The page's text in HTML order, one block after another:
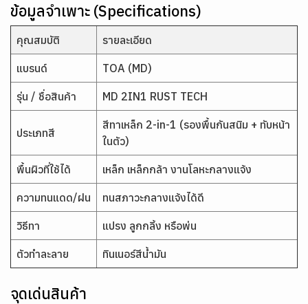
ข้อมูลจำเพาะ (Specifications)
คุณสมบัติ รายละเอียด
แบรนด์ TOA (MD)
รุ่น / ชื่อสินค้า MD 2IN1 RUST TECH
ประเภทสี
สีทาเหล็ก 2-in-1 (รองพื้นกันสนิม + ทับหน้า
ในตัว)
พื้นผิวที่ใช้ได้ เหล็ก เหล็กกล้า งานโลหะกลางแจ้ง
ความทนแดด/ฝน ทนสภาวะกลางแจ้งได้ดี
วิธีทา แปรง ลูกกลิ้ง หรือพ่น
ตัวทำละลาย ทินเนอร์สีน้ำมัน
จุดเด่นสินค้า